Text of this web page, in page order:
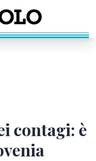
contagi: è